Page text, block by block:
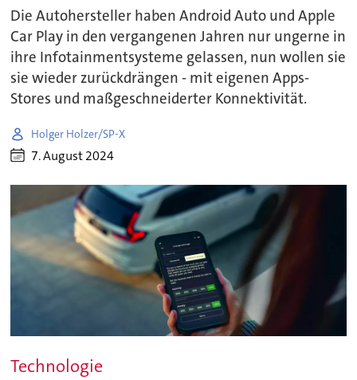
Die Autohersteller haben Android Auto und Apple
Car Play in den vergangenen Jahren nur ungerne in
ihre Infotainmentsysteme gelassen, nun wollen sie
sie wieder zurückdrängen - mit eigenen Apps-
Stores und maßgeschneiderter Konnektivität.
Holger Holzer/SP-X
7. August 2024
Technologie